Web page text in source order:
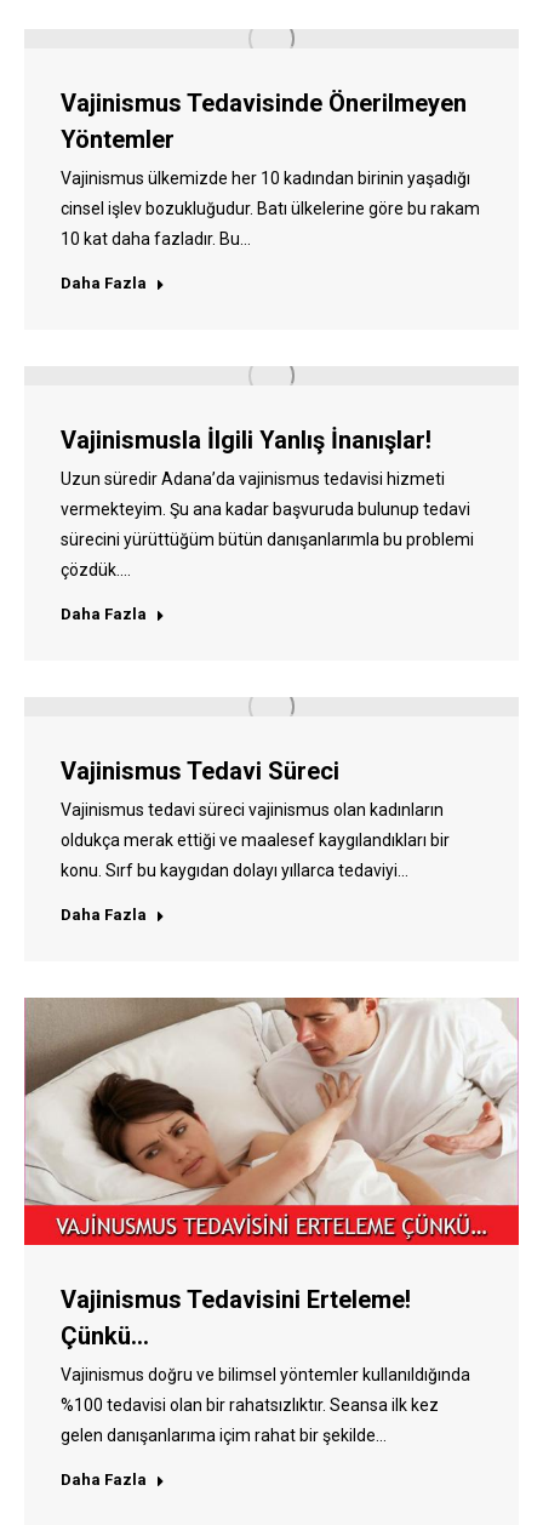
Vajinismus Tedavisinde Önerilmeyen
Yöntemler
Vajinismus ülkemizde her 10 kadından birinin yaşadığı
cinsel işlev bozukluğudur. Batı ülkelerine göre bu rakam
10 kat daha fazladır. Bu…
Daha Fazla
Vajinismusla İlgili Yanlış İnanışlar!
Uzun süredir Adana’da vajinismus tedavisi hizmeti
vermekteyim. Şu ana kadar başvuruda bulunup tedavi
sürecini yürüttüğüm bütün danışanlarımla bu problemi
çözdük.…
Daha Fazla
Vajinismus Tedavi Süreci
Vajinismus tedavi süreci vajinismus olan kadınların
oldukça merak ettiği ve maalesef kaygılandıkları bir
konu. Sırf bu kaygıdan dolayı yıllarca tedaviyi…
Daha Fazla
Vajinismus Tedavisini Erteleme!
Çünkü…
Vajinismus doğru ve bilimsel yöntemler kullanıldığında
%100 tedavisi olan bir rahatsızlıktır. Seansa ilk kez
gelen danışanlarıma içim rahat bir şekilde…
Daha Fazla